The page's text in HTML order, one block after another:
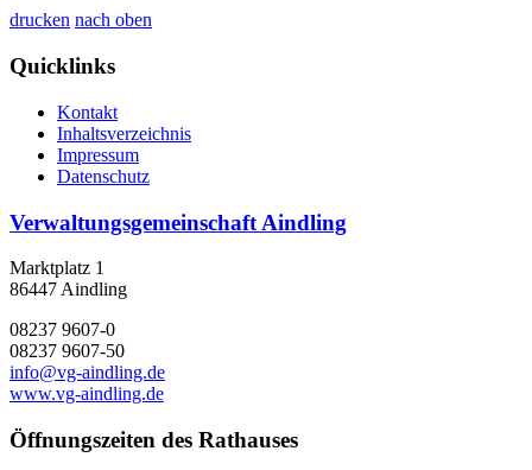
drucken nach oben
Quicklinks
Kontakt
Inhaltsverzeichnis
Impressum
Datenschutz
Verwaltungsgemeinschaft Aindling
Marktplatz 1
86447 Aindling
08237 9607-0
08237 9607-50
info@vg-aindling.de
www.vg-aindling.de
Öffnungszeiten des Rathauses